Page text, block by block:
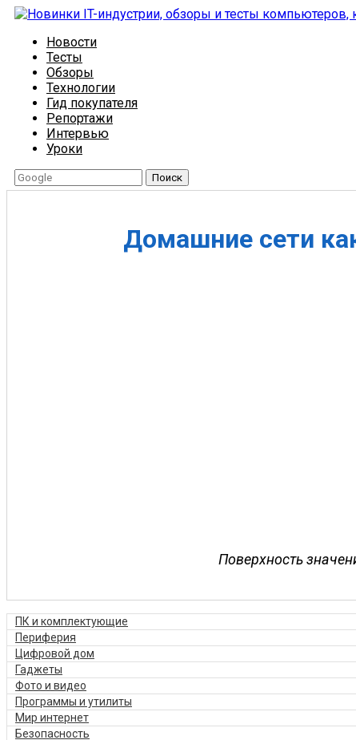
Новости
Тесты
Обзоры
Технологии
Гид покупателя
Репортажи
Интервью
Уроки
Поиск
Домашние сети
Поверхность
ПК и комплектующие
Периферия
Цифровой дом
Гаджеты
Фото и видео
Программы и утилиты
Мир интернет
Безопасность